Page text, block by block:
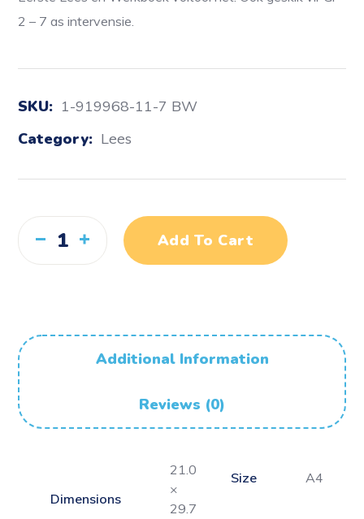
2 – 7 as intervensie.
SKU: 1-919968-11-7 BW
Category: Lees
Add To Cart
Additional Information
Reviews (0)
Dimensions
21.0
×
29.7
Size A4